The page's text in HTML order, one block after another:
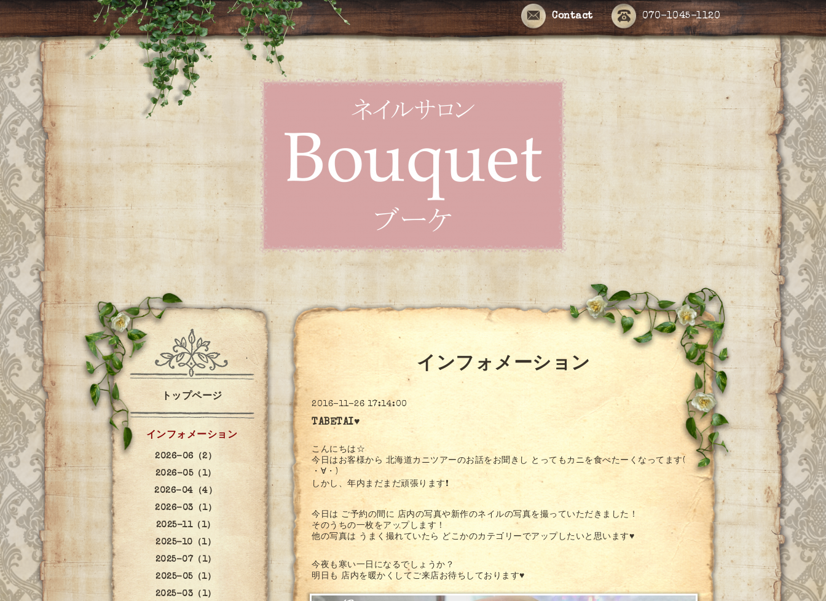
070-1045-1120
Contact
インフォメーション
2016-11-26 17:14:00
TABETAI♥
こんにちは☆
今日はお客様から 北海道カニツアーのお話をお聞きし とってもカニを食べたーくなってます(
・∀・)
しかし、年内まだまだ頑張ります❗
今日は ご予約の間に 店内の写真や新作のネイルの写真を撮っていただきました！
そのうちの一枚をアップします！
他の写真は うまく撮れていたら どこかのカテゴリーでアップしたいと思います♥
今夜も寒い一日になるでしょうか？
明日も 店内を暖かくしてご来店お待ちしております♥
トップページ
インフォメーション
2026-06（2）
2026-05（1）
2026-04（4）
2026-03（1）
2025-11（1）
2025-10（1）
2025-07（1）
2025-05（1）
2025-03（1）